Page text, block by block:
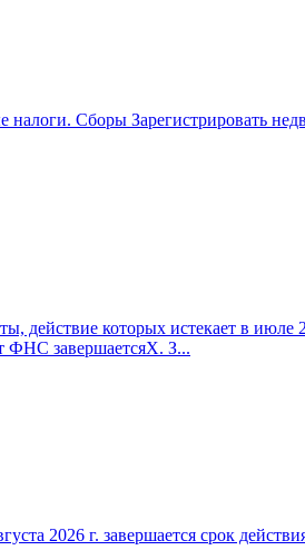
Сборы Зарегистрировать
которых истекает в июле
ФНС завершаетсяX. З...
2026 г. завершается срок